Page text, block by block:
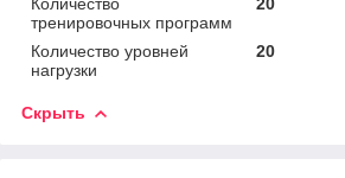
тренировочных программ
Количество уровней
нагрузки
20
Скрыть